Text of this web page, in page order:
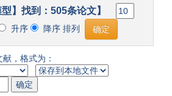
】找到：505条论文】
升序 降序 排列
，格式为：